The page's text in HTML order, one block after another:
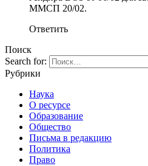
ММСП 20/02.
Ответить
Поиск
Search for:
Рубрики
Наука
О ресурсе
Образование
Общество
Письма в редакцию
Политика
Право